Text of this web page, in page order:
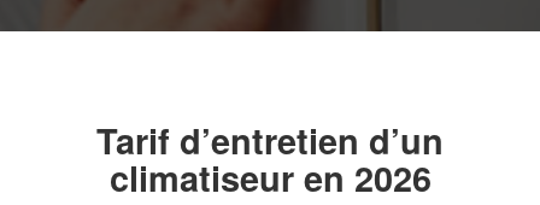
Tarif d’entretien d’un
climatiseur en 2026